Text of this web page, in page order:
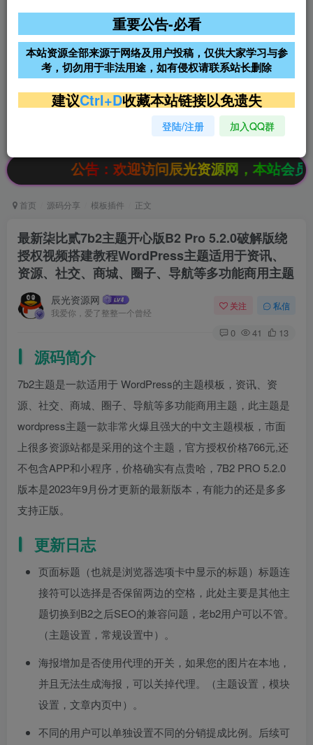
阿里云2核2G200M服务器68元/
年
雨云高防免备案服务器
超低价文字广告位招租 超低价文字广告位招租
超低价文字广告位招租
告：欢迎访问辰光资源网，本站会员限时特惠，
首页 源码分享 模板插件 正文
最新柒比贰7b2主题开心版B2 Pro 5.2.0破解版绕
授权视频搭建教程WordPress主题适用于资讯、
资源、社交、商城、圈子、导航等多功能商用主题
辰光资源网
我爱你，爱了整整一个曾经
关注 私信
0 41 13
源码简介
7b2主题是一款适用于 WordPress的主题模板，资讯、资
源、社交、商城、圈子、导航等多功能商用主题，此主题是
wordpress主题一款非常火爆且强大的中文主题模板，市面
上很多资源站都是采用的这个主题，官方授权价格766元,还
不包含APP和小程序，价格确实有点贵哈，7B2 PRO 5.2.0
版本是2023年9月份才更新的最新版本，有能力的还是多多
支持正版。
更新日志
页面标题（也就是浏览器选项卡中显示的标题）标题连
接符可以选择是否保留两边的空格，此处主要是其他主
题切换到B2之后SEO的兼容问题，老b2用户可以不管。
（主题设置，常规设置中）。
海报增加是否使用代理的开关，如果您的图片在本地，
并且无法生成海报，可以关掉代理。（主题设置，模块
设置，文章内页中）。
不同的用户可以单独设置不同的分销提成比例。后续可
重要公告-必看
本站资源全部来源于网络及用户投稿，仅供大家学习与参
考，切勿用于非法用途，如有侵权请联系站长删除
建议Ctrl+D收藏本站链接以免遗失
登陆/注册 加入QQ群